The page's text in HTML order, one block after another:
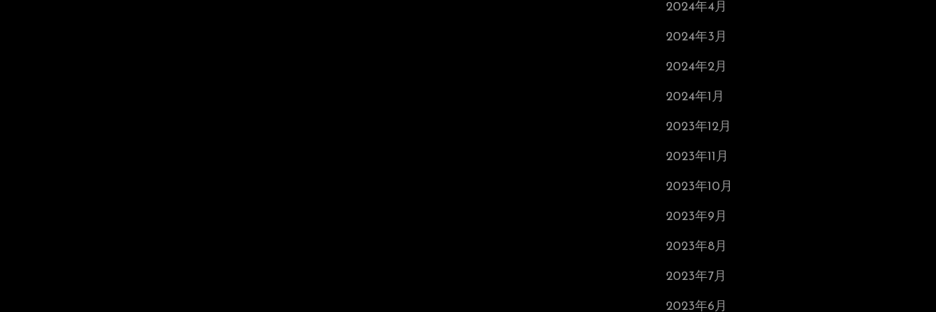
2024年4月
2024年3月
2024年2月
2024年1月
2023年12月
2023年11月
2023年10月
2023年9月
2023年8月
2023年7月
2023年6月